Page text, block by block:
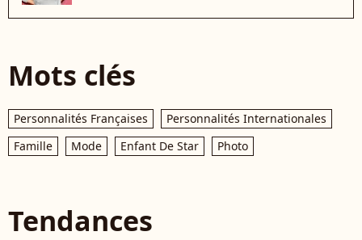
Mots clés
Personnalités Françaises
Personnalités Internationales
Famille
Mode Enfant De Star Photo
Tendances